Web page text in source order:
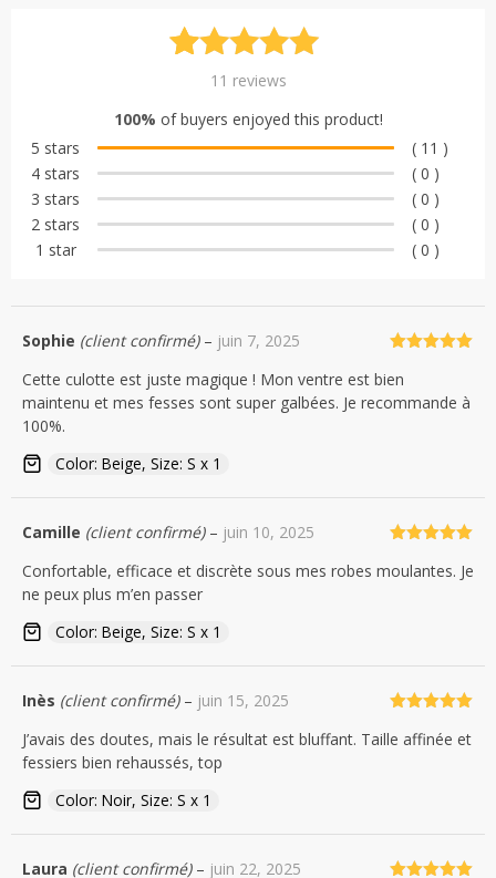
Noté
5.00
basé sur
notations
client
11 reviews
100% of buyers enjoyed this product!
5 stars
( 11 )
4 stars
( 0 )
3 stars
( 0 )
2 stars
( 0 )
1 star
( 0 )
5
Sophie (client confirmé) – juin 7, 2025
Cette culotte est juste magique ! Mon ventre est bien
maintenu et mes fesses sont super galbées. Je recommande à
100%.
Color: Beige, Size: S x 1
5
Camille (client confirmé) – juin 10, 2025
Confortable, efficace et discrète sous mes robes moulantes. Je
ne peux plus m’en passer
Color: Beige, Size: S x 1
5
Inès (client confirmé) – juin 15, 2025
J’avais des doutes, mais le résultat est bluffant. Taille affinée et
fessiers bien rehaussés, top
Color: Noir, Size: S x 1
Laura (client confirmé) – juin 22, 2025